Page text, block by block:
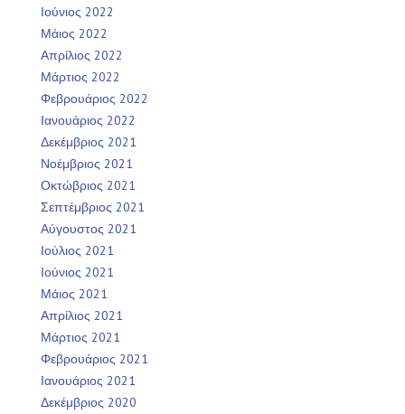
Ιούνιος 2022
Μάιος 2022
Απρίλιος 2022
Μάρτιος 2022
Φεβρουάριος 2022
Ιανουάριος 2022
Δεκέμβριος 2021
Νοέμβριος 2021
Οκτώβριος 2021
Σεπτέμβριος 2021
Αύγουστος 2021
Ιούλιος 2021
Ιούνιος 2021
Μάιος 2021
Απρίλιος 2021
Μάρτιος 2021
Φεβρουάριος 2021
Ιανουάριος 2021
Δεκέμβριος 2020